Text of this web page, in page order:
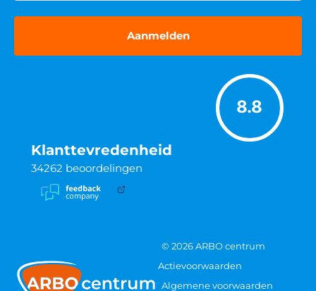
8.8
Klanttevredenheid
34262 beoordelingen
© 2026 ARBO centrum
Actievoorwaarden
Algemene voorwaarden